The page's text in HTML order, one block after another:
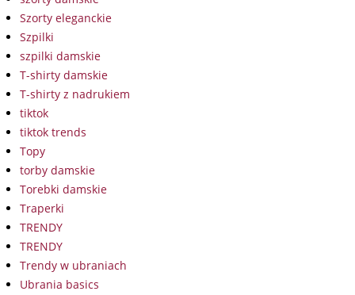
Szorty eleganckie
Szpilki
szpilki damskie
T-shirty damskie
T-shirty z nadrukiem
tiktok
tiktok trends
Topy
torby damskie
Torebki damskie
Traperki
TRENDY
TRENDY
Trendy w ubraniach
Ubrania basics